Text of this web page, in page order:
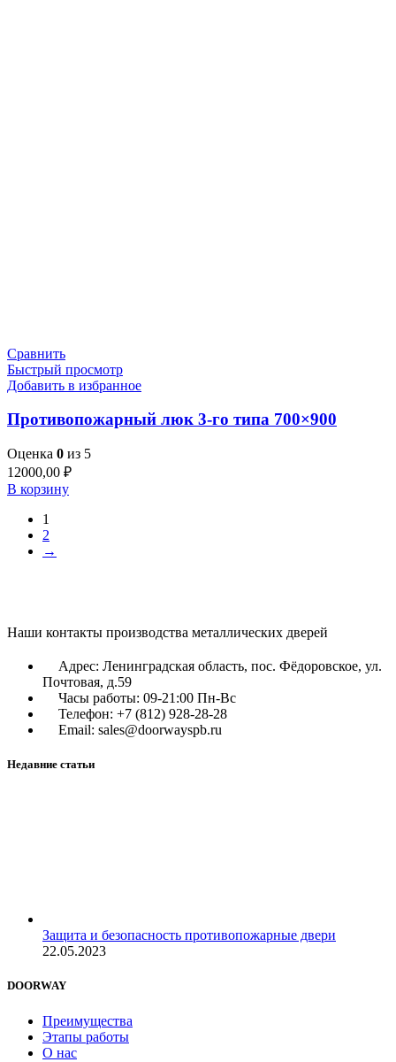
Сравнить
Быстрый просмотр
Добавить в избранное
Противопожарный люк 3-го типа 700×900
Оценка 0 из 5
12000,00 ₽
В корзину
1
2
→
Наши контакты производства металлических дверей
Адрес: Ленинградская область, пос. Фёдоровское, ул.
Почтовая, д.59
Часы работы: 09-21:00 Пн-Вс
Телефон: +7 (812) 928-28-28
Email: sales@doorwayspb.ru
Недавние статьи
Защита и безопасность противопожарные двери
22.05.2023
DOORWAY
Преимущества
Этапы работы
О нас